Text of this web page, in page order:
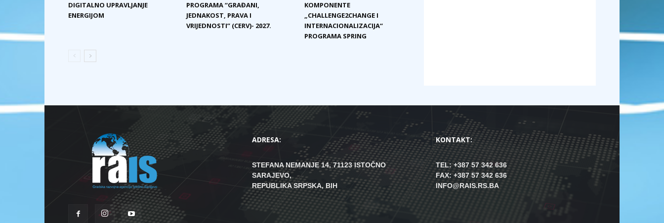
DIGITALNO UPRAVLJANJE
ENERGIJOM
PROGRAMA “GRAĐANI,
JEDNAKOST, PRAVA I
VRIJEDNOSTI” (CERV)- 2027.
KOMPONENTE
„CHALLENGE2CHANGE I
INTERNACIONALIZACIJA“
PROGRAMA SPRING
ADRESA:
STEFANA NEMANJE 14, 71123 ISTOČNO
SARAJEVO,
REPUBLIKA SRPSKA, BIH
KONTAKT:
TEL: +387 57 342 636
FAX: +387 57 342 636
INFO@RAIS.RS.BA